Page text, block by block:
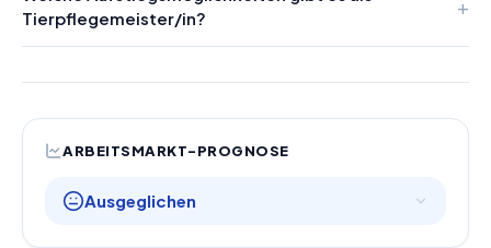
Tierpflegemeister/in?
ARBEITSMARKT-PROGNOSE
Ausgeglichen